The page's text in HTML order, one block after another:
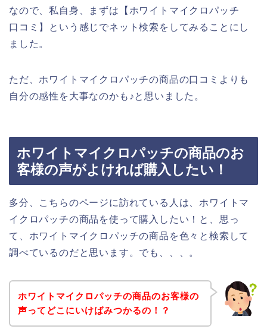
なので、私自身、まずは【ホワイトマイクロパッチ
口コミ】という感じでネット検索をしてみることにし
ました。
ただ、ホワイトマイクロパッチの商品の口コミよりも
自分の感性を大事なのかも♪と思いました。
ホワイトマイクロパッチの商品のお
客様の声がよければ購入したい！
多分、こちらのページに訪れている人は、ホワイトマ
イクロパッチの商品を使って購入したい！と、思っ
て、ホワイトマイクロパッチの商品を色々と検索して
調べているのだと思います。でも、、、。
ホワイトマイクロパッチの商品のお客様の
声ってどこにいけばみつかるの！？